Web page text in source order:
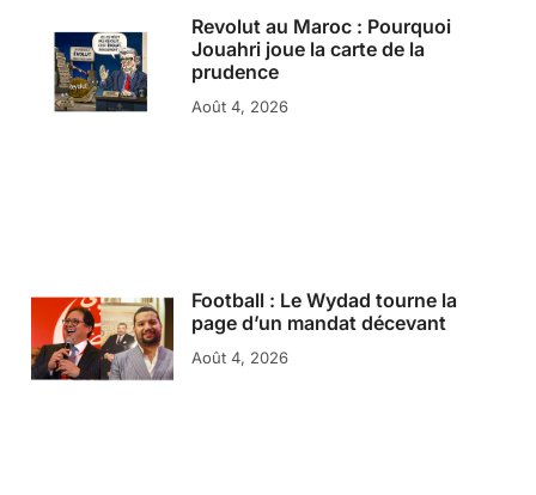
Revolut au Maroc : Pourquoi
Jouahri joue la carte de la
prudence
Août 4, 2026
Football : Le Wydad tourne la
page d’un mandat décevant
Août 4, 2026